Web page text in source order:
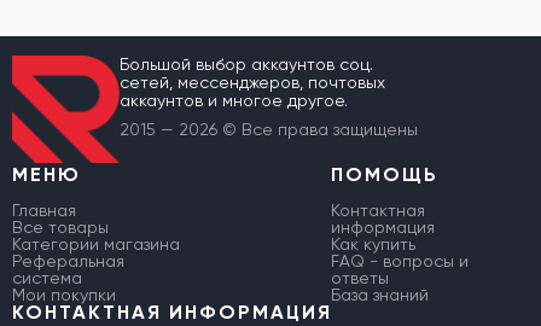
Большой выбор аккаунтов соц.
сетей, мессенджеров, почтовых
аккаунтов и многое другое.
2015 — 2026 © Все права защищены
МЕНЮ
Главная
Все товары
Категории магазина
Реферальная
система
Мои покупки
ПОМОЩЬ
Контактная
информация
Как купить
FAQ - вопросы и
ответы
База знаний
КОНТАКТНАЯ ИНФОРМАЦИЯ